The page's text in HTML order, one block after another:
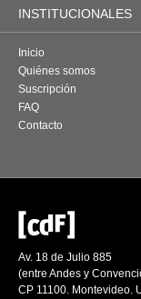
INSTITUCIONALES
Inicio
Quiénes somos
Suscripción
FAQ
Contacto
Av. 18 de Julio 885
(entre Andes y
CP 11100. Montevideo.